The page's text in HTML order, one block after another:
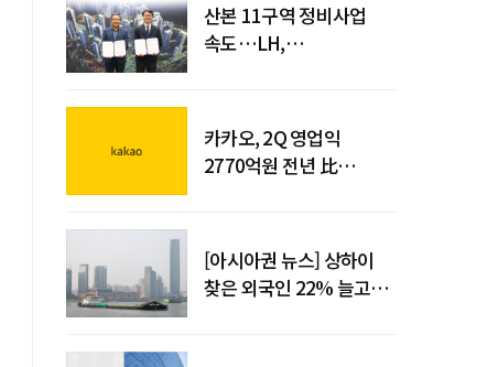
산본 11구역 정비사업
속도…LH,
카카오, 2Q 영업익
2770억원 전년 比
[아시아권 뉴스] 상하이
찾은 외국인 22% 늘고